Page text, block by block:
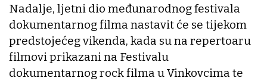
Nadalje, ljetni dio međunarodnog festivala
dokumentarnog filma nastavit će se tijekom
predstojećeg vikenda, kada su na repertoaru
filmovi prikazani na Festivalu
dokumentarnog rock filma u Vinkovcima te